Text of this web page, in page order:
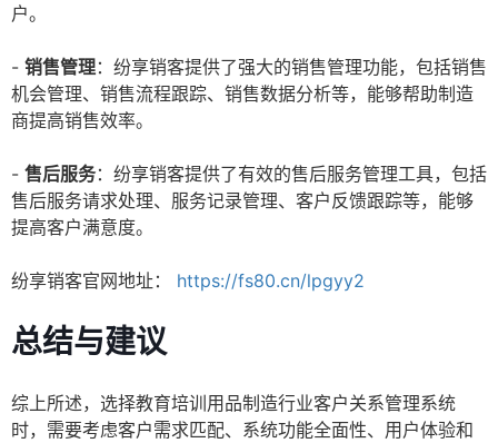
户。
- 销售管理：纷享销客提供了强大的销售管理功能，包括销售
机会管理、销售流程跟踪、销售数据分析等，能够帮助制造
商提高销售效率。
- 售后服务：纷享销客提供了有效的售后服务管理工具，包括
售后服务请求处理、服务记录管理、客户反馈跟踪等，能够
提高客户满意度。
纷享销客官网地址： https://fs80.cn/lpgyy2
总结与建议
综上所述，选择教育培训用品制造行业客户关系管理系统
时，需要考虑客户需求匹配、系统功能全面性、用户体验和